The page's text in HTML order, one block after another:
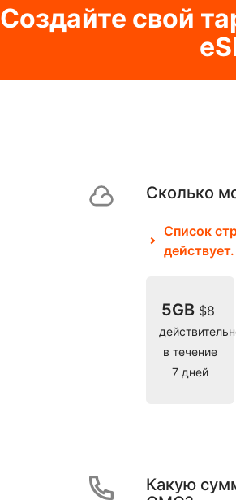
Создайте свой
Сколько
Список
действует.
5GB $8
в течение
7 дней
Какую